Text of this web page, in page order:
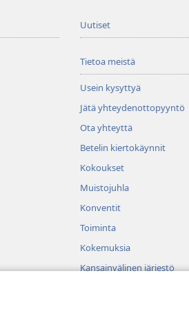
Uutiset
Tietoa meistä
Usein kysyttyä
Jätä yhteydenottopyyntö
Ota yhteyttä
Betelin kiertokäynnit
Kokoukset
Muistojuhla
Konventit
Toiminta
Kokemuksia
Kansainvälinen järjestö